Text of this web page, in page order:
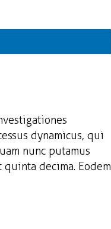
dynamicus, qui
nunc putamus
decima. Eodem